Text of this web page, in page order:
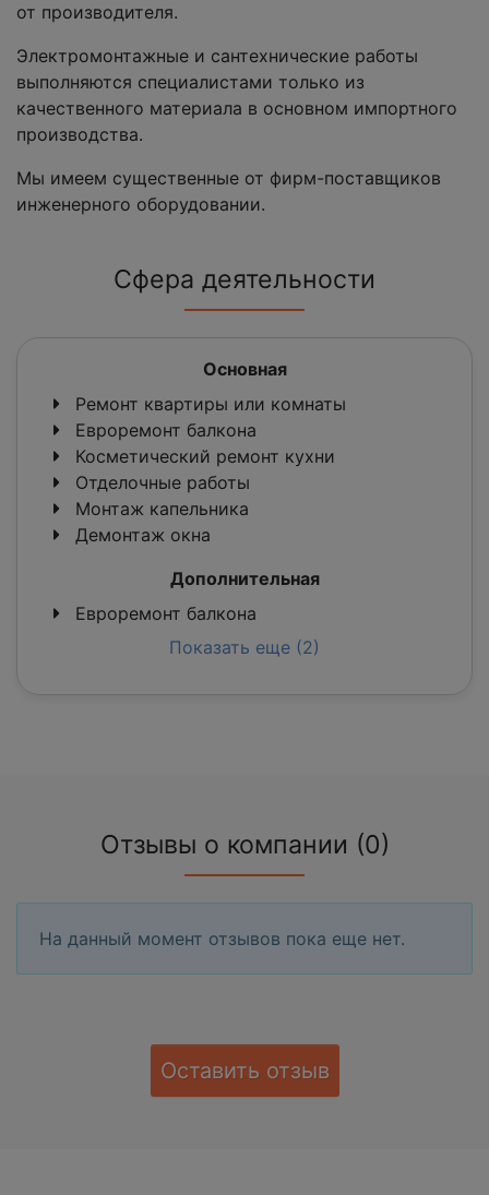
от производителя.
Электромонтажные и сантехнические работы
выполняются специалистами только из
качественного материала в основном импортного
производства.
Мы имеем существенные от фирм-поставщиков
инженерного оборудовании.
Сфера деятельности
Основная
Ремонт квартиры или комнаты
Евроремонт балкона
Косметический ремонт кухни
Отделочные работы
Монтаж капельника
Демонтаж окна
Дополнительная
Евроремонт балкона
Показать еще (2)
Отзывы о компании (0)
На данный момент отзывов пока еще нет.
Оставить отзыв